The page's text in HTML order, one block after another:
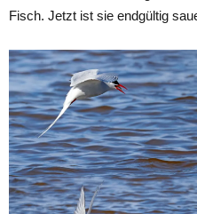
Fisch. Jetzt ist sie endgültig